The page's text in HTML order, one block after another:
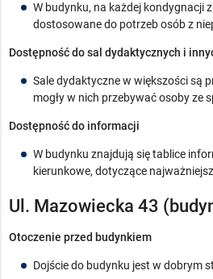
W budynku, na każdej kondygnacji
dostosowane do potrzeb osób z
Dostępność do sal dydaktycznych i
Sale dydaktyczne w większości są
mogły w nich przebywać osoby ze
Dostępność do informacji
W budynku znajdują się tablice
kierunkowe, dotyczące
Ul. Mazowiecka 43
Otoczenie przed budynkiem
Dojście do budynku jest w dobrym